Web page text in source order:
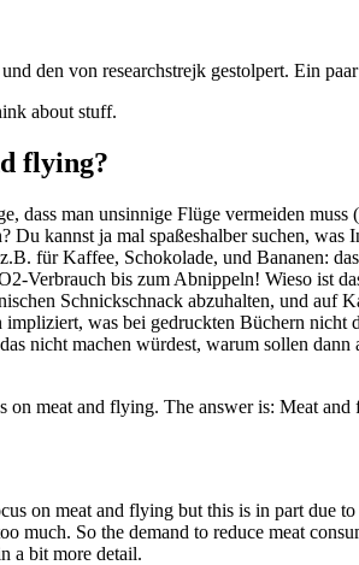
den von researchstrejk gestolpert. Ein
about stuff.
flying?
dass man unsinnige Flüge vermeiden
Du kannst ja mal spaßeshalber suchen,
für Kaffee, Schokolade, und Bananen:
Verbrauch bis zum Abnippeln! Wieso ist
Schnickschnack abzuhalten, und auf
was bei gedruckten Büchern
nicht machen würdest, warum sollen
meat and flying. The answer is: Meat
on meat and flying but this is in part due
much. So the demand to reduce meat
a bit more detail.